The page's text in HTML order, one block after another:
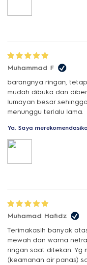
Muhammad F
barangnya ringan,
mudah dibuka dan
lumayan besar
menunggu terlalu lama.
Ya, Saya
Muhamad Hafidz
Terimakasih banyak
mewah dan warna
ringan saat ditekan. Yg
(keamanan air panas)